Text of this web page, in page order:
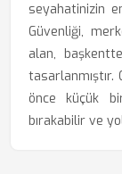
seyahatinizin
Güvenliği,
alan,
önce küçük
bırakabilir ve